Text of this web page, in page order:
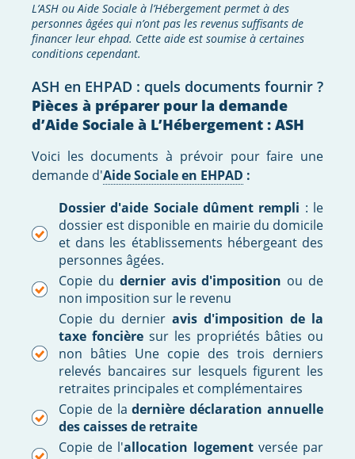
L’ASH ou Aide Sociale à l’Hébergement permet à des
personnes âgées qui n’ont pas les revenus suffisants de
financer leur ehpad. Cette aide est soumise à certaines
conditions cependant.
ASH en EHPAD : quels documents fournir ?
Pièces à préparer pour la demande
d’Aide Sociale à L’Hébergement : ASH
Voici les documents à prévoir pour faire une
demande d'Aide Sociale en EHPAD :
Dossier d'aide Sociale dûment rempli : le
dossier est disponible en mairie du domicile
et dans les établissements hébergeant des
personnes âgées.
Copie du dernier avis d'imposition ou de
non imposition sur le revenu
Copie du dernier avis d'imposition de la
taxe foncière sur les propriétés bâties ou
non bâties Une copie des trois derniers
relevés bancaires sur lesquels figurent les
retraites principales et complémentaires
Copie de ladernière déclaration annuelle
des caisses de retraite
Copie de l'allocation logement versée par